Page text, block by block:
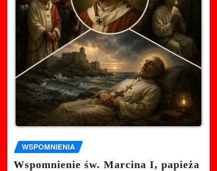
WSPOMNIENIA
Wspomnienie św. Marcina I, papieża